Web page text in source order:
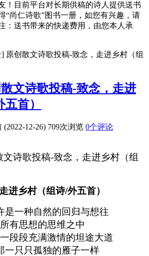
！目前平台对长期供稿的诗人提供送书
“尚仁诗歌”图书一册，如您有兴趣，请
：送书带来的快递费用，由您本人承
原创散文诗歌投稿-致念，走进乡村（组
文诗歌投稿-致念，走进
首）
(2022-12-26) 709次浏览 0个评论
进乡村（组诗/外五首）
是一种自然的回归与想往
有思想的思维之中
段段充满激情的坦途大道
一只只孤独的雁子一样